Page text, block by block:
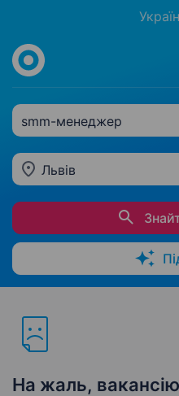
smm-менеджер
Львів
На жаль,